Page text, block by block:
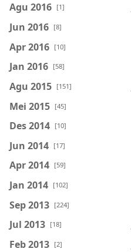
Agu 2016 [1]
Jun 2016 [8]
Apr 2016 [10]
Jan 2016 [58]
Agu 2015 [151]
Mei 2015 [45]
Des 2014 [10]
Jun 2014 [17]
Apr 2014 [59]
Jan 2014 [102]
Sep 2013 [224]
Jul 2013 [18]
Feb 2013 [2]